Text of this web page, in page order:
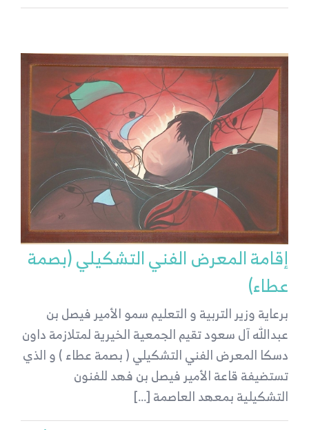
إقامة المعرض الفني التشكيلي (بصمة
عطاء)
برعاية وزير التربية و التعليم سمو الأمير فيصل بن
عبدالله آل سعود تقيم الجمعية الخيرية لمتلازمة داون
دسكا المعرض الفني التشكيلي ( بصمة عطاء ) و الذي
تستضيفة قاعة الأمير فيصل بن فهد للفنون
التشكيلية بمعهد العاصمة [...]